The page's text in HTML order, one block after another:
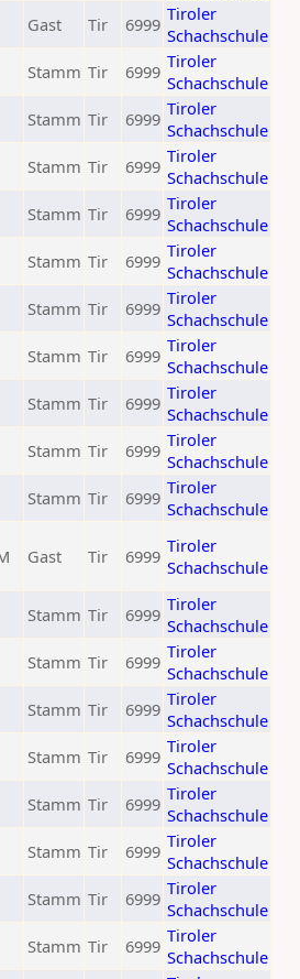
Gast Tir 6999 Tiroler
Schachschule
Stamm Tir 6999 Tiroler
Schachschule
Stamm Tir 6999 Tiroler
Schachschule
Stamm Tir 6999 Tiroler
Schachschule
Stamm Tir 6999 Tiroler
Schachschule
Stamm Tir 6999 Tiroler
Schachschule
Stamm Tir 6999 Tiroler
Schachschule
Stamm Tir 6999 Tiroler
Schachschule
Stamm Tir 6999 Tiroler
Schachschule
Stamm Tir 6999 Tiroler
Schachschule
Stamm Tir 6999 Tiroler
Schachschule
Gast Tir 6999 Tiroler
Schachschule
Stamm Tir 6999 Tiroler
Schachschule
Stamm Tir 6999 Tiroler
Schachschule
Stamm Tir 6999 Tiroler
Schachschule
Stamm Tir 6999 Tiroler
Schachschule
Stamm Tir 6999 Tiroler
Schachschule
Stamm Tir 6999 Tiroler
Schachschule
Stamm Tir 6999 Tiroler
Schachschule
Stamm Tir 6999 Tiroler
Schachschule